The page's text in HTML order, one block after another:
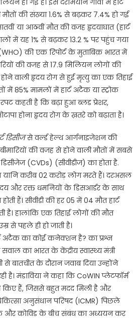
की संख्या 1.6% से बढ़कर 7.4% हो गई
या आठवीं मौत की वजह हृदयाघात (हार्ट
में यह 1% से बढ़कर 13.2 % पर पहुंच गया
की एक रिपोर्ट के मुताबिक़ भारत में
की वजह से 17.9 मिलियन लोगों की
वाली हृदय रोग से हुई मृत्यु का एक तिहाई
में 85% मामलों में हार्ट अटैक या स्ट्रोक
कहती है कि बढ़ा हुआ ब्लड प्रेशर,
होना हृदय रोग के ख़तरे को बढ़ाता है।
डिसीजसे वर्ल्ड हेल्थ आर्गनाइजेशन की
की वजह से होने वाली मौतों में सबसे
(CVDs) (सीवीडीज) का होता है.
करीब 02 करोड़ लोग मरते हैं। दरअसल
और रक्त धमनियों के डिसआर्डर के साथ
हैं। सीवीडी की हर 05 में 04 मौत हार्ट
है। हालांकि एक तिहाई लोगों की मौत
से पहले ही हो जाती है।
अटैक का कोई कनेक्शन है? का प्रश्न
का भारत के केंद्रीय स्वास्थ्य मंत्री
बातचीत के दौरान जवाब दिया उन्होंने
है। मंडाविया ने कहा कि CoWIN प्लेटफॉर्म
किए हैं, जिससे बहुत मदद मिली है और
अनुसंधान परिषद (ICMR) पिछले
और कोविड के बीच संबंध का अध्ययन कर